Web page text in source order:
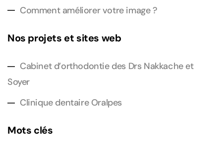
Comment améliorer votre image ?
Nos projets et sites web
Cabinet d’orthodontie des Drs Nakkache et
Soyer
Clinique dentaire Oralpes
Mots clés